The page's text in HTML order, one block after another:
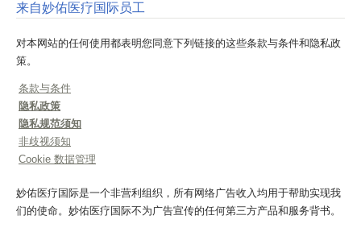
来自妙佑医疗国际员工
对本网站的任何使用都表明您同意下列链接的这些条款与条件和隐私政
策。
条款与条件
隐私政策
隐私规范须知
非歧视须知
Cookie 数据管理
妙佑医疗国际是一个非营利组织，所有网络广告收入均用于帮助实现我
们的使命。妙佑医疗国际不为广告宣传的任何第三方产品和服务背书。